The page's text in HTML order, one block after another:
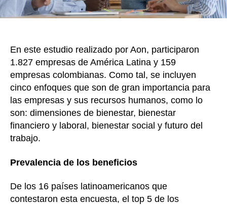
por
En este estudio realizado por Aon, participaron
1.827 empresas de América Latina y 159
empresas colombianas. Como tal, se incluyen
cinco enfoques que son de gran importancia para
las empresas y sus recursos humanos, como lo
son: dimensiones de bienestar, bienestar
financiero y laboral, bienestar social y futuro del
trabajo.
Prevalencia de los beneficios
De los 16 países latinoamericanos que
contestaron esta encuesta, el top 5 de los